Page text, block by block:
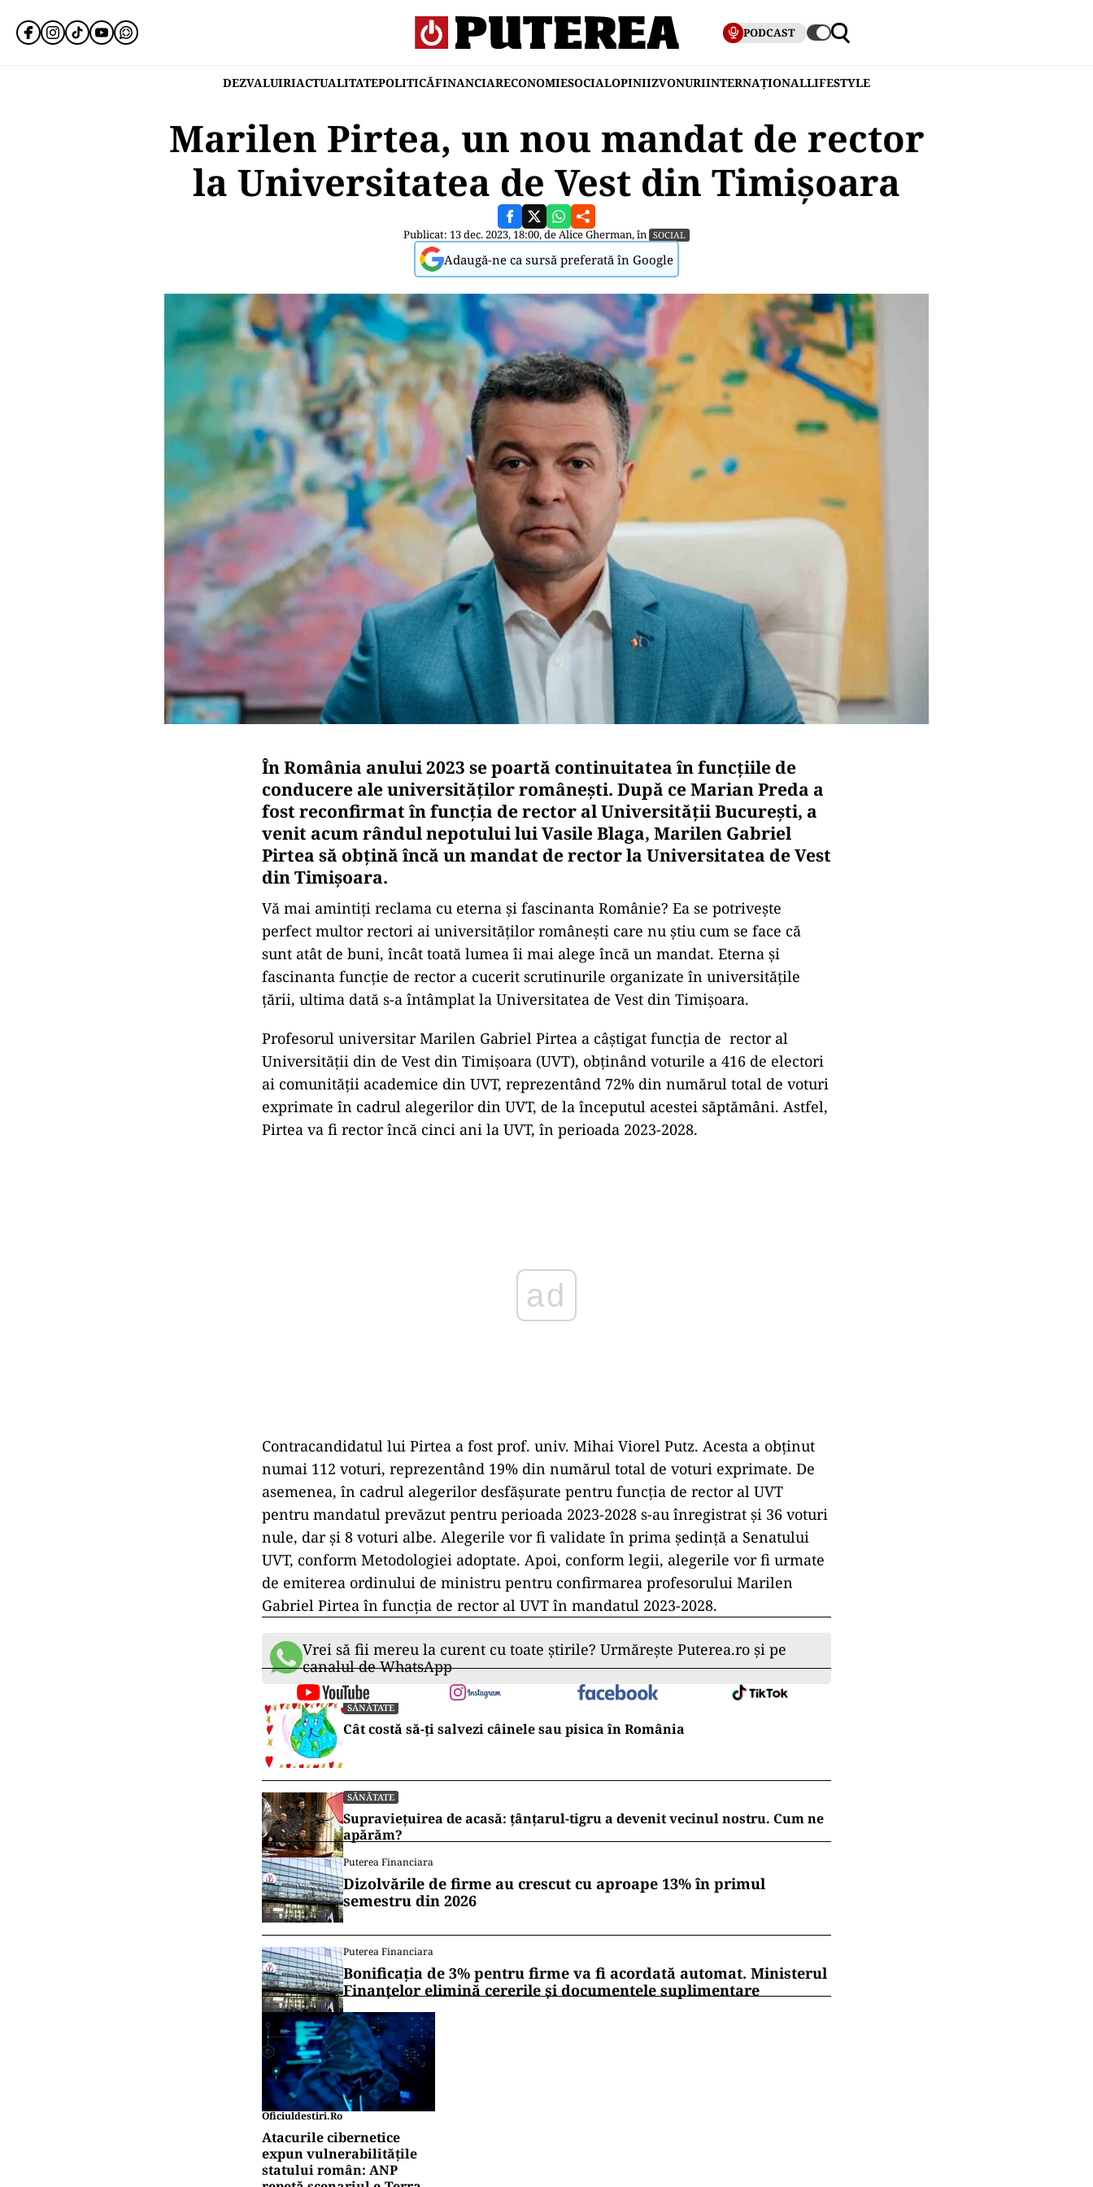
PODCAST
DEZVALUIRIACTUALITATEPOLITICĂFINANCIARECONOMIESOCIALOPINIIZVONURIINTERNAȚIONALLIFESTYLE
Marilen Pirtea, un nou mandat de rector
la Universitatea de Vest din Timișoara
Publicat: 13 dec. 2023, 18:00, deAlice Gherman, în SOCIAL
Adaugă-ne ca sursă preferată în Google
În România anului 2023 se poartă continuitatea în funcțiile de
conducere ale universităților românești. După ce Marian Preda a
fost reconfirmat în funcția de rector al Universității București, a
venit acum rândul nepotului lui Vasile Blaga, Marilen Gabriel
Pirtea să obțină încă un mandat de rector la Universitatea de Vest
din Timișoara.
Vă mai amintiți reclama cu eterna și fascinanta Românie? Ea se potrivește
perfect multor rectori ai universităților românești care nu știu cum se face că
sunt atât de buni, încât toată lumea îi mai alege încă un mandat. Eterna și
fascinanta funcție de rector a cucerit scrutinurile organizate în universitățile
țării, ultima dată s-a întâmplat la Universitatea de Vest din Timișoara.
Profesorul universitar Marilen Gabriel Pirtea a câștigat funcția de rector al
Universității din de Vest din Timișoara (UVT), obținând voturile a 416 de electori
ai comunității academice din UVT, reprezentând 72% din numărul total de voturi
exprimate în cadrul alegerilor din UVT, de la începutul acestei săptămâni. Astfel,
Pirtea va fi rector încă cinci ani la UVT, în perioada 2023-2028.
Contracandidatul lui Pirtea a fost prof. univ. Mihai Viorel Putz. Acesta a obținut
numai 112 voturi, reprezentând 19% din numărul total de voturi exprimate. De
asemenea, în cadrul alegerilor desfășurate pentru funcția de rector al UVT
pentru mandatul prevăzut pentru perioada 2023-2028 s-au înregistrat și 36 voturi
nule, dar și 8 voturi albe. Alegerile vor fi validate în prima ședință a Senatului
UVT, conform Metodologiei adoptate. Apoi, conform legii, alegerile vor fi urmate
de emiterea ordinului de ministru pentru confirmarea profesorului Marilen
Gabriel Pirtea în funcția de rector al UVT în mandatul 2023-2028.
Vrei să fii mereu la curent cu toate știrile? Urmărește Puterea.ro și pe
canalul de WhatsApp
SĂNĂTATE
Cât costă să-ți salvezi câinele sau pisica în România
SĂNĂTATE
Supraviețuirea de acasă: țânțarul-tigru a devenit vecinul nostru. Cum ne
apărăm?
Puterea Financiara
Dizolvările de firme au crescut cu aproape 13% în primul
semestru din 2026
Puterea Financiara
Bonificația de 3% pentru firme va fi acordată automat. Ministerul
Finanțelor elimină cererile și documentele suplimentare
Oficiuldestiri.ro
Atacurile cibernetice
expun vulnerabilitățile
statului român: ANP